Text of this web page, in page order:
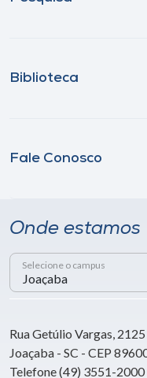
Biblioteca
Fale Conosco
Onde estamos
Selecione o campus
Rua Getúlio Vargas,
Joaçaba - SC - CEP
Telefone (49) 3551-2000